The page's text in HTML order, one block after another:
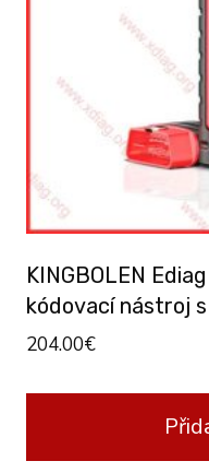
KINGBOLEN
kódovací nástroj
204.00€